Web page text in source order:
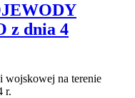
z dnia 4
wojskowej na terenie
r.